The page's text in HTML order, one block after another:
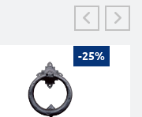
-25%